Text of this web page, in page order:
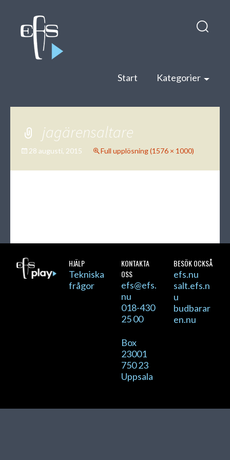
Start Kategorier
Sök
efter:
jagärensaltare
28 augusti, 2015 Full upplösning (1576 × 1000)
HJÄLP
Tekniska
frågor
KONTAKTA
OSS
efs@efs.
nu
018-430
25 00
Box
23001
750 23
Uppsala
BESÖK OCKSÅ
efs.nu
salt.efs.n
u
budbarar
en.nu